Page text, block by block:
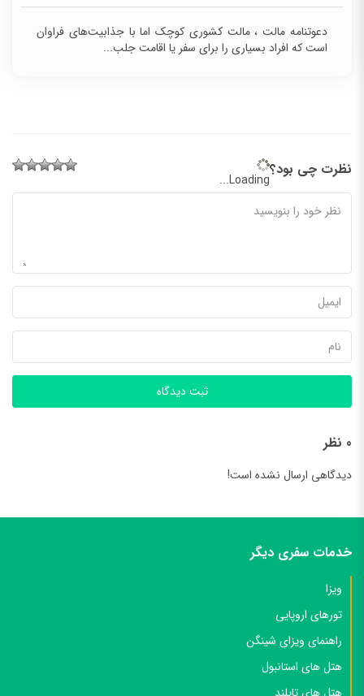
دعوتنامه مالت ، مالت کشوری کوچک اما با جذابیت‌های
فراوان است که افراد بسیاری را برای سفر یا اقامت
Loading...
ثبت دیدگاه
تورهای اروپایی
راهنمای ویزای شینگن
هتل های استانبول